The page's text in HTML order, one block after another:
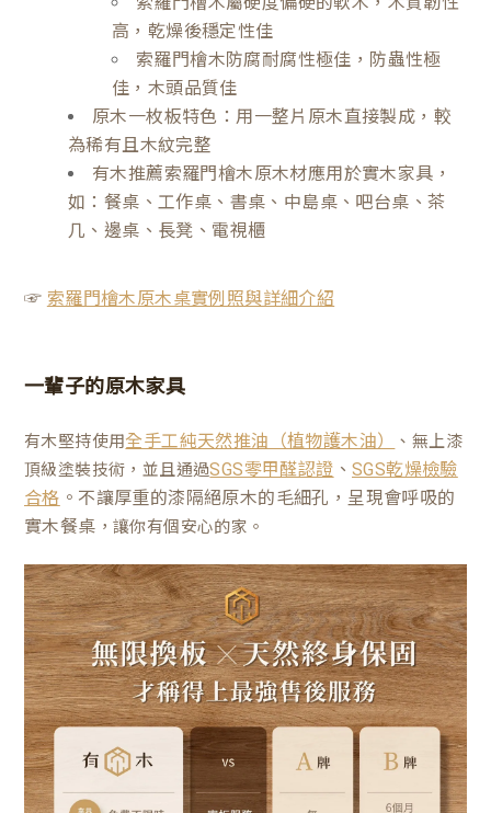
高，乾燥後穩定性佳
索羅門檜木防腐耐腐性極佳，防蟲性極
佳，木頭品質佳
原木一枚板特色：用一整片原木直接製成，較
為稀有且木紋完整
有木推薦索羅門檜木原木材應用於實木家具，
如：餐桌、工作桌、書桌、中島桌、吧台桌、茶
几、邊桌、長凳、電視櫃
☞ 索羅門檜木原木桌實例照與詳細介紹
一輩子的原木家具
有木堅持使用全手工純天然推油（植物護木油）
、無上漆
頂級塗裝技術，並且通過SGS零甲醛認證 、SGS乾燥檢驗
合格 。不讓厚重的漆隔絕原木的毛細孔，呈現會呼吸的
實木餐桌 ，讓你有個安心的家。